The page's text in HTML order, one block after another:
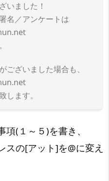
いました！
名／アンケートは
ございました場合も、
します。
(１～５)を書き、
スの[アット]を@に変え